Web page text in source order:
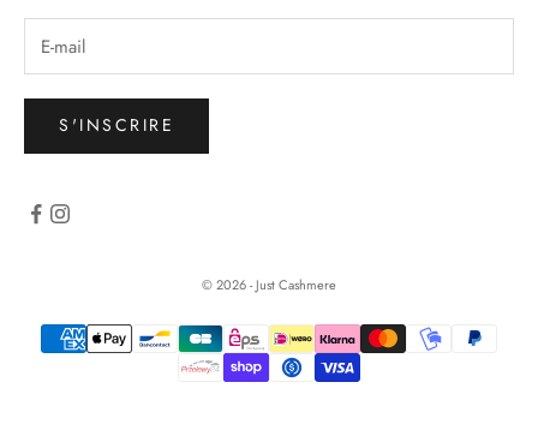
S'INSCRIRE
© 2026 - Just Cashmere